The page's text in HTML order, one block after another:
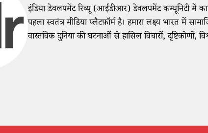
इंडिया डेवलपमेंट रिव्यू (आईडीआर) डेवलपमेंट कम्यूनिटी में
पहला स्वतंत्र मीडिया प्लैटफ़ॉर्म है। हमारा लक्ष्य भारत में
वास्तविक दुनिया की घटनाओं से हासिल विचारों,